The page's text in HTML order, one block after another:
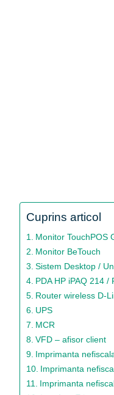
Cuprins articol
Monitor
Monitor BeTouch
Sistem Desktop /
PDA HP iPAQ 214 /
Router wireless D-
UPS
MCR
VFD – afisor client
Imprimanta
Imprimanta
Imprimanta